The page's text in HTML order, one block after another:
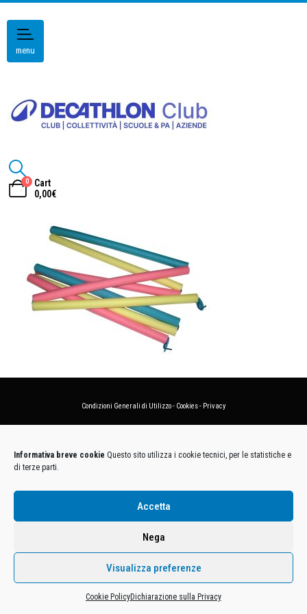
Informativa breve cookie Questo sito utilizza i cookie tecnici, per le statistiche e
di terze parti.
Accetta
Nega
Visualizza preferenze
Cookie PolicyDichiarazione sulla Privacy
menu
0
Cart
0,00€
Condizioni Generali di Utilizzo- Cookies- Privacy
P.IVA. 11005760159 - Direzione e coordinamento art. 2497 C.C. DECATHLON SA, Villeneuve
D'Ascq, Francia Le foto dei prodotti presenti sul sito sono puramente esemplificative.